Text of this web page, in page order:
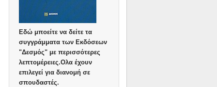
Eδώ μποείτε να δείτε τα
συγγράμματα των Εκδόσεων
"Δεσμός" με περισσότερες
λεπτομέρειες.Ολα έχουν
επιλεγεί για διανομή σε
σπουδαστές.